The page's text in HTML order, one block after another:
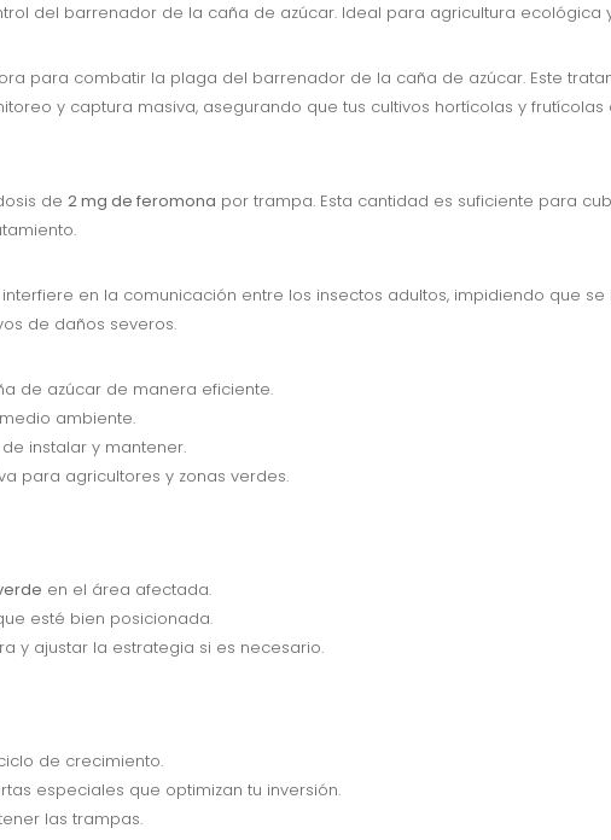
del barrenador de la caña de azúcar. Ideal para agricultura ecológica
para combatir la plaga del barrenador de la caña de azúcar. Este
y captura masiva, asegurando que tus cultivos hortícolas y
de 2 mg de feromona por trampa. Esta cantidad es suficiente para
en la comunicación entre los insectos adultos, impidiendo que se
de daños severos.
de azúcar de manera eficiente.
ambiente.
instalar y mantener.
para agricultores y zonas verdes.
en el área afectada.
esté bien posicionada.
y ajustar la estrategia si es necesario.
de crecimiento.
especiales que optimizan tu inversión.
las trampas.